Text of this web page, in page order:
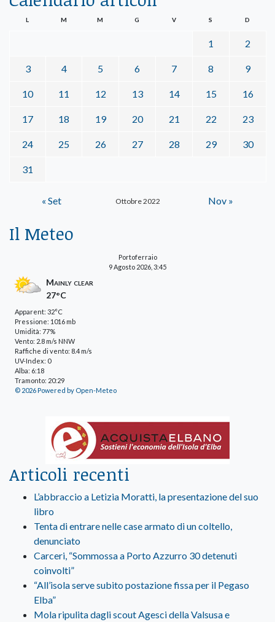
Ottobre 2022
L M M G V S D
1 2
3 4 5 6 7 8 9
10 11 12 13 14 15 16
17 18 19 20 21 22 23
24 25 26 27 28 29 30
31
« Set Nov »
Il Meteo
Portoferraio
9 Agosto 2026, 3:45
Mainly clear
27°C
Apparent: 32°C
Pressione: 1016 mb
Umidità: 77%
Vento: 2.8 m/s NNW
Raffiche di vento: 8.4 m/s
UV-Index: 0
Alba: 6:18
Tramonto: 20:29
© 2026 Powered by Open-Meteo
Articoli recenti
L’abbraccio a Letizia Moratti, la presentazione del suo
libro
Tenta di entrare nelle case armato di un coltello,
denunciato
Carceri, “Sommossa a Porto Azzurro 30 detenuti
coinvolti”
“All’isola serve subito postazione fissa per il Pegaso
Elba”
Mola ripulita dagli scout Agesci della Valsusa e